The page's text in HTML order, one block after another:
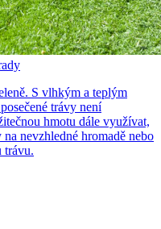
S vlhkým a teplým
trávy není
hmotu dále využívat,
nevzhledné hromadě nebo
trávu.